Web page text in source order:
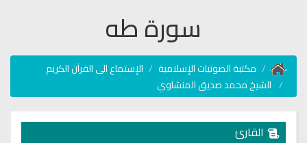
سورة طه
مكتبة الصوتيات الإسلامية
الإستماع الى القرآن الكريم
الشيخ محمد صديق المنشاوي
القارئ